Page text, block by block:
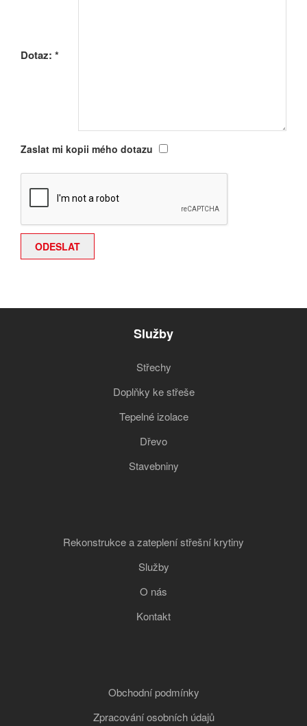
Dotaz: *
Zaslat mi kopii mého dotazu
Služby
Střechy
Doplňky ke střeše
Tepelné izolace
Dřevo
Stavebniny
Rekonstrukce a zateplení střešní krytiny
Služby
O nás
Kontakt
Obchodní podmínky
Zpracování osobních údajů